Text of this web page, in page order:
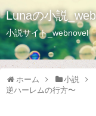
Lunaの小説
小説サイト_webnovel
ホーム 小説
逆ハーレムの行方〜